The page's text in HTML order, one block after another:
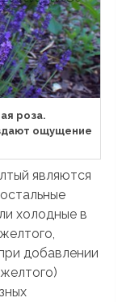
роза.
ощущение
являются
холодные в
добавлении